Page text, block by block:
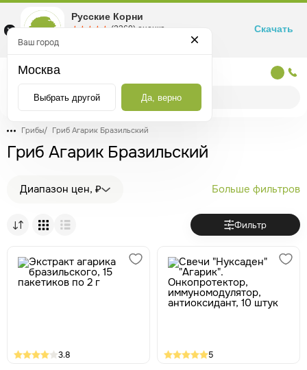
Грибы/ Гриб Агарик Бразильский
Гриб Агарик Бразильский
Диапазон цен, ₽ Больше фильтров
Фильтр
3.8 5
Ваш город
Москва
Выбрать другой Да, верно
Русские Корни
☆☆☆☆☆
★★★★★ (2360) оценка
Маркетплейс товаров для здоровья
Скачать